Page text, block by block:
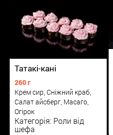
Татакі-кані
260 г
Крем сир, Сніжний краб,
Салат айсберг, Масаго,
Огірок
Категорія: Роли від
шефа